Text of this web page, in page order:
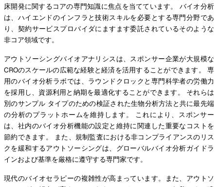
床開発に関するコアの専門知識に焦点を当てています。 バイオ分析
は、ハイエンドのインフラと技術スキルを必要とする専門分野であ
り、契約サービスプロバイダにますます委託されているそのような
非コア領域です。
アウトソーシングバイオアナリシスは、スポンサー企業が大規模な
CROのスケールの広範な経験と経済を活用することができます。 専
用のバイオ分析ラボでは、ラウンドクロックと専門科学者の労働力
を採用し、資源利用と納期を最適化することができます。 それらは
別のサンプル タイプのための検証された生物分析方法と共に最先端
の分析のプラットホームを維持します。 これにより、スポンサー
は、社内のバイオ分析機能の設定と維持に関連した重要なコストを
節約できます。 また、規制監査における非コンプライアンスのリス
クを緩和するアウトソーシングは、グローバルバイオ分析ガイドラ
インおよび基準を厳格に遵守する専門家です。
現代のバイオセラピーの複雑性が高まっています。また、アウトソ